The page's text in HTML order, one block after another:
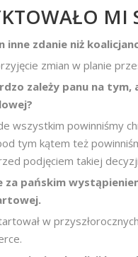
MI
inne zdanie niż
zmian w planie
zależy panu na
wszystkim powinniśmy
tym kątem też
podjęciem takiej
za pańskim
w